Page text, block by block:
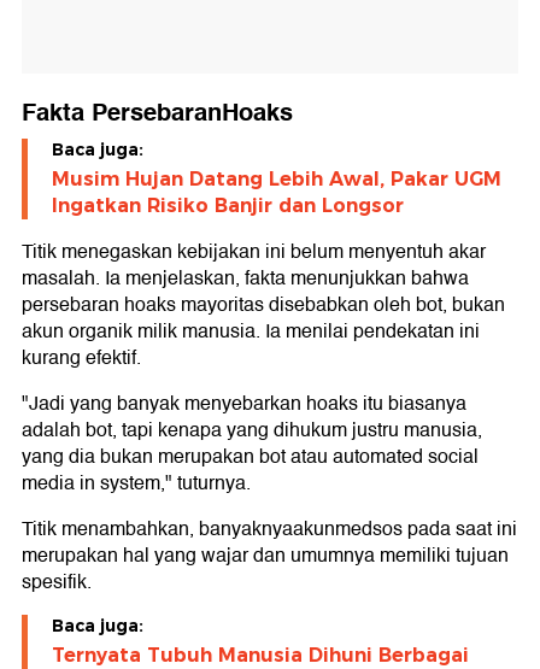
Fakta PersebaranHoaks
Baca juga:
Musim Hujan Datang Lebih Awal, Pakar UGM
Ingatkan Risiko Banjir dan Longsor
Titik menegaskan kebijakan ini belum menyentuh akar
masalah. Ia menjelaskan, fakta menunjukkan bahwa
persebaran hoaks mayoritas disebabkan oleh bot, bukan
akun organik milik manusia. Ia menilai pendekatan ini
kurang efektif.
"Jadi yang banyak menyebarkan hoaks itu biasanya
adalah bot, tapi kenapa yang dihukum justru manusia,
yang dia bukan merupakan bot atau automated social
media in system," tuturnya.
Titik menambahkan, banyaknyaakunmedsos pada saat ini
merupakan hal yang wajar dan umumnya memiliki tujuan
spesifik.
Baca juga:
Ternyata Tubuh Manusia Dihuni Berbagai